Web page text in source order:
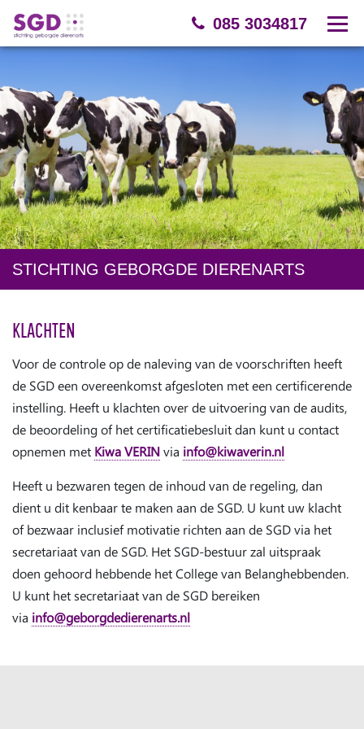
085 3034817
STICHTING GEBORGDE DIERENARTS
KLACHTEN
Voor de controle op de naleving van de voorschriften heeft
de SGD een overeenkomst afgesloten met een certificerende
instelling. Heeft u klachten over de uitvoering van de audits,
de beoordeling of het certificatiebesluit dan kunt u contact
opnemen met Kiwa VERINvia info@kiwaverin.nl
Heeft u bezwaren tegen de inhoud van de regeling, dan
dient u dit kenbaar te maken aan de SGD. U kunt uw klacht
of bezwaar inclusief motivatie richten aan de SGD via het
secretariaat van de SGD. Het SGD-bestuur zal uitspraak
doen gehoord hebbende het College van Belanghebbenden.
U kunt het secretariaat van de SGD bereiken
via info@geborgdedierenarts.nl